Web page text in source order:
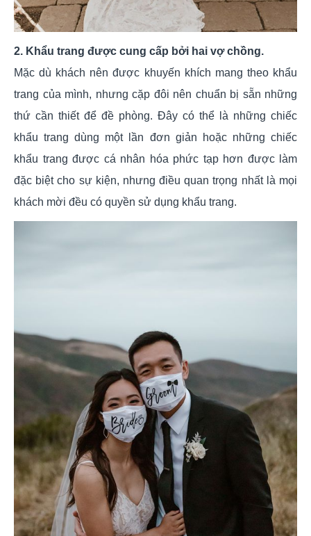
2. Khẩu trang được cung cấp bởi hai vợ chồng.
Mặc dù khách nên được khuyến khích mang theo khẩu
trang của mình, nhưng cặp đôi nên chuẩn bị sẵn những
thứ cần thiết để đề phòng. Đây có thể là những chiếc
khẩu trang dùng một lần đơn giản hoặc những chiếc
khẩu trang được cá nhân hóa phức tạp hơn được làm
đặc biệt cho sự kiện, nhưng điều quan trọng nhất là mọi
khách mời đều có quyền sử dụng khẩu trang.